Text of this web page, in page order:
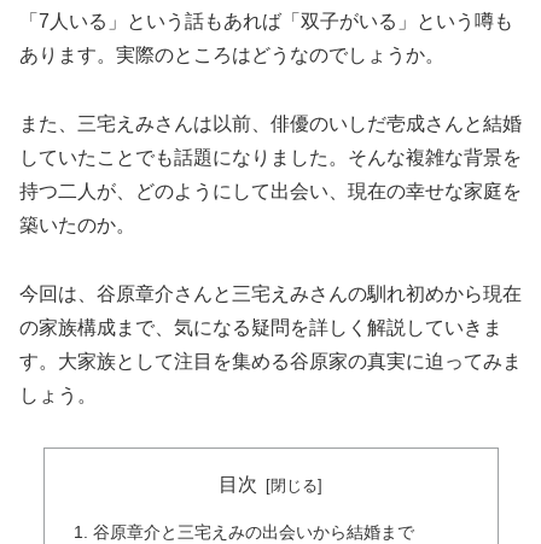
「7人いる」という話もあれば「双子がいる」という噂も
あります。実際のところはどうなのでしょうか。
また、三宅えみさんは以前、俳優のいしだ壱成さんと結婚
していたことでも話題になりました。そんな複雑な背景を
持つ二人が、どのようにして出会い、現在の幸せな家庭を
築いたのか。
今回は、谷原章介さんと三宅えみさんの馴れ初めから現在
の家族構成まで、気になる疑問を詳しく解説していきま
す。大家族として注目を集める谷原家の真実に迫ってみま
しょう。
目次
谷原章介と三宅えみの出会いから結婚まで